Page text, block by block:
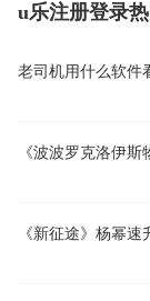
u乐注册登录
《新征途》杨幂